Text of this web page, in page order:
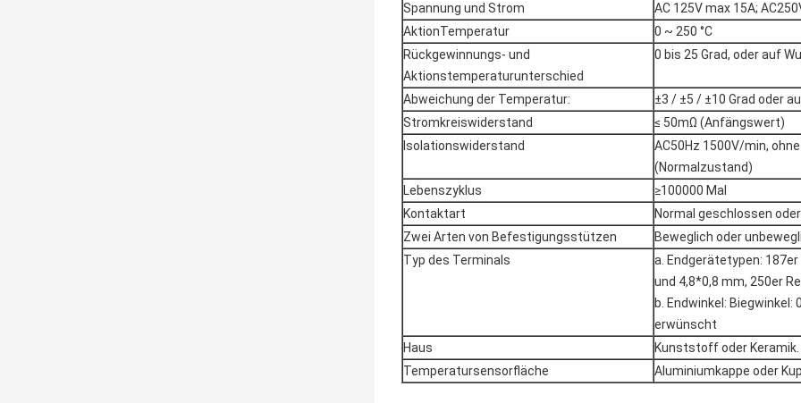
Spannung und Strom
AC 125V max 15A;
AktionTemperatur
0 ~ 250 °C
Rückgewinnungs- und
Aktionstemperaturunterschied
0 bis 25 Grad, oder auf
Abweichung der Temperatur:
±3 / ±5 / ±10 Grad oder
Stromkreiswiderstand
≤ 50mΩ (Anfängswert)
Isolationswiderstand
AC50Hz 1500V/min,
(Normalzustand)
Lebenszyklus
≥100000 Mal
Kontaktart
Normal geschlossen
Zwei Arten von Befestigungsstützen
Beweglich oder
Typ des Terminals
a. Endgerätetypen:
und 4,8*0,8 mm, 250er
b. Endwinkel: Biegwinkel:
erwünscht
Haus
Kunststoff oder Keramik.
Temperatursensorfläche
Aluminiumkappe oder